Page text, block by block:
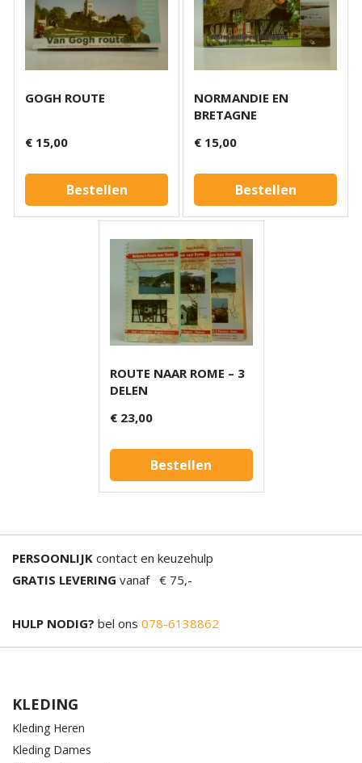
GOGH ROUTE
€ 15,00
Bestellen
NORMANDIE EN
BRETAGNE
€ 15,00
Bestellen
ROUTE NAAR ROME – 3
DELEN
€ 23,00
Bestellen
PERSOONLIJK contact en keuzehulp
GRATIS LEVERING vanaf € 75,-
HULP NODIG? bel ons 078-6138862
KLEDING
Kleding Heren
Kleding Dames